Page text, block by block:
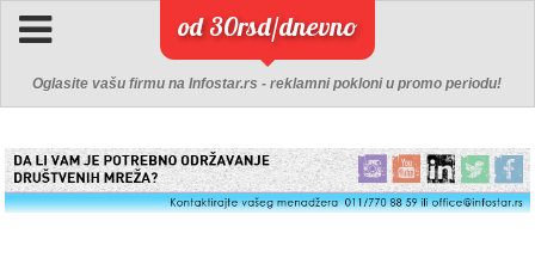
od 30rsd/dnevno
Oglasite vašu firmu na Infostar.rs - reklamni pokloni u promo periodu!